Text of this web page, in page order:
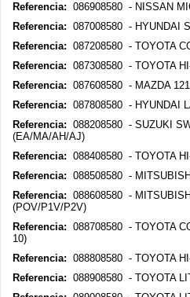
Referencia: 086908580 - NISSAN
Referencia: 087008580 - HYUNDAI
Referencia: 087208580 - TOYOTA
Referencia: 087308580 - TOYOTA
Referencia: 087608580 - MAZDA
Referencia: 087808580 - HYUNDAI
Referencia: 088208580 - SUZUKI
(EA/MA/AH/AJ)
Referencia: 088408580 - TOYOTA
Referencia: 088508580 -
Referencia: 088608580 -
(POV/P1V/P2V)
Referencia: 088708580 - TOYOTA
10)
Referencia: 088808580 - TOYOTA
Referencia: 088908580 - TOYOTA